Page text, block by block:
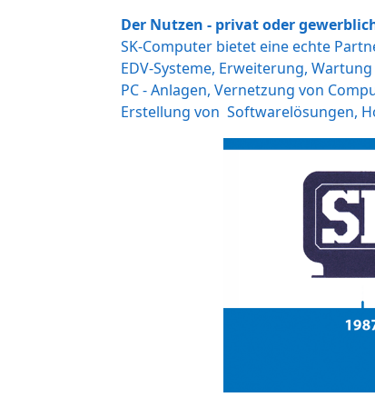
Der Nutzen - privat oder
SK-Computer bietet eine echte
EDV-Systeme, Erweiterung,
PC - Anlagen, Vernetzung von
Erstellung von Softwarelösungen,